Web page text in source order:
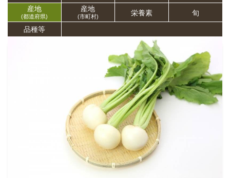
産地
(都道府県)
産地
(市町村) 栄養素 旬
品種等